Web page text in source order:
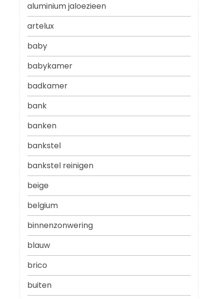
aluminium jaloezieen
artelux
baby
babykamer
badkamer
bank
banken
bankstel
bankstel reinigen
beige
belgium
binnenzonwering
blauw
brico
buiten